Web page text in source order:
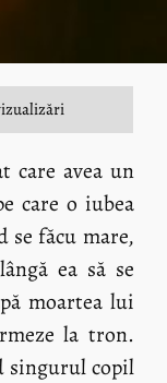
care avea un
care o iubea
se făcu mare,
ea să se
moartea lui
la tron.
singurul copil